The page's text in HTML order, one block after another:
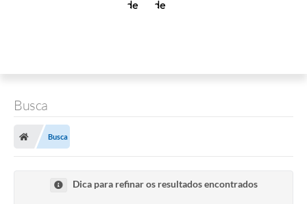
Busca
Busca
Dica para refinar os resultados encontrados